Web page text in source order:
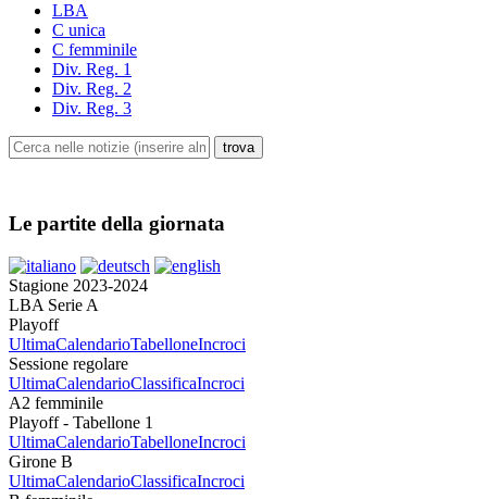
LBA
C unica
C femminile
Div. Reg. 1
Div. Reg. 2
Div. Reg. 3
Le partite della giornata
Stagione 2023-2024
LBA Serie A
Playoff
UltimaCalendarioTabelloneIncroci
Sessione regolare
UltimaCalendarioClassificaIncroci
A2 femminile
Playoff - Tabellone 1
UltimaCalendarioTabelloneIncroci
Girone B
UltimaCalendarioClassificaIncroci